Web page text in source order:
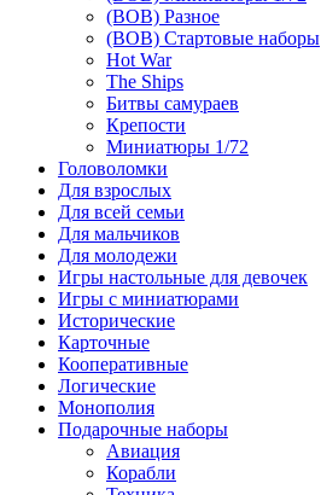
(ВОВ) Разное
(ВОВ) Стартовые наборы
Hot War
The Ships
Битвы самураев
Крепости
Миниатюры 1/72
Головоломки
Для взрослых
Для всей семьи
Для мальчиков
Для молодежи
Игры настольные для девочек
Игры с миниатюрами
Исторические
Карточные
Кооперативные
Логические
Монополия
Подарочные наборы
Авиация
Корабли